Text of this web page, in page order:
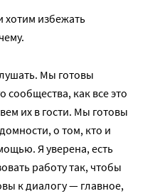
хотим избежать
Мы готовы
сообщества, как все это
их в гости. Мы готовы
о том, кто и
Я уверена, есть
работу так, чтобы
к диалогу — главное,